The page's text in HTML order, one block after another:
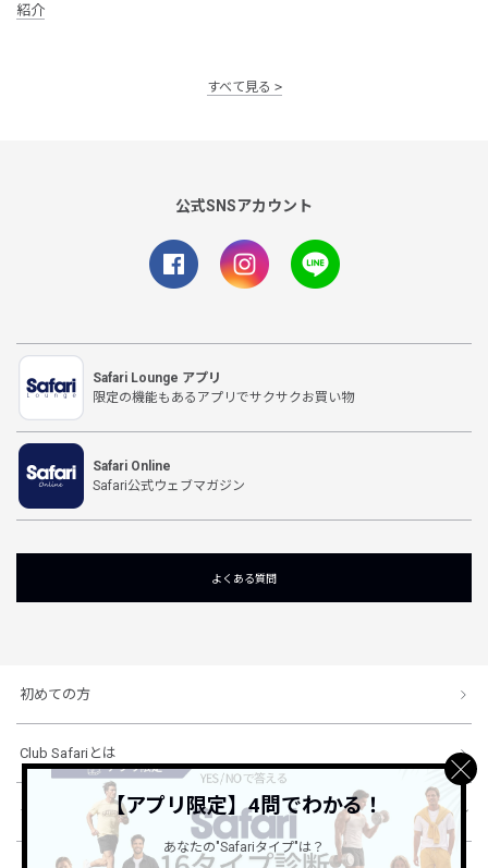
紹介
すべて見る
公式SNSアカウント
Safari Lounge アプリ
限定の機能もあるアプリでサクサクお買い物
Safari Online
Safari公式ウェブマガジン
よくある質問
初めての方
Club Safariとは
ショッピングガイド【アプリ限定】4問でわかる！
あなたの"Safariタイプ"は？